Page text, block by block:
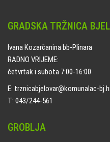
GRADSKA TRŽNICA
Ivana Kozarčanina bb-Plinara
RADNO VRIJEME:
četvrtak i subota 7:00-16:00
E: trznicabjelovar@komunalac-
T: 043/244-561
GROBLJA